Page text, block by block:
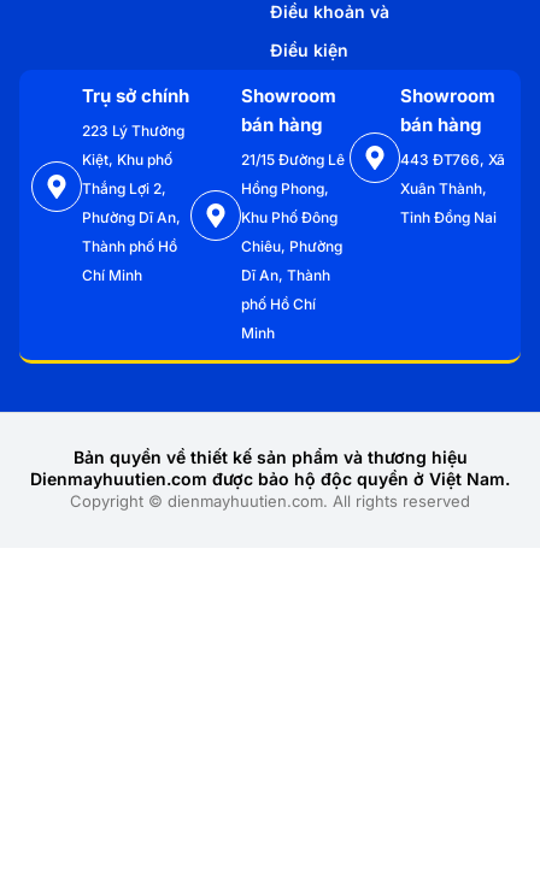
Điều khoản và
Điều kiện
Trụ sở chính
223 Lý Thường
Kiệt, Khu phố
Thắng Lợi 2,
Phường Dĩ An,
Thành phố Hồ
Chí Minh
Showroom
bán hàng
21/15 Đường Lê
Hồng Phong,
Khu Phố Đông
Chiêu, Phường
Dĩ An, Thành
phố Hồ Chí
Minh
Showroom
bán hàng
443 ĐT766, Xã
Xuân Thành,
Tỉnh Đồng Nai
Copyright © dienmayhuutien.com. All rights reserved
Bản quyền về thiết kế sản phẩm và thương hiệu
Dienmayhuutien.com được bảo hộ độc quyền ở Việt Nam.